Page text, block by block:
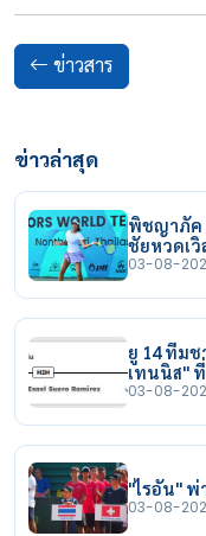
ข่าวสาร
ข่าวล่าสุด
พิชญาภัค
ชัยหวดเ
03-08-
ยู 14 ทีมช
เทนนิส"
03-08-
"ไรอัน" พ่
03-08-